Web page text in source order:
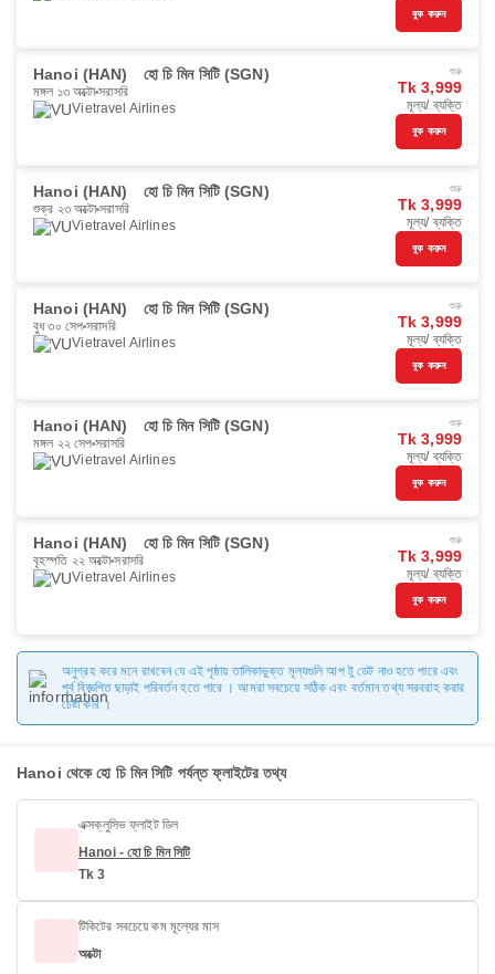
বুক করুন
Hanoi (HAN) হো চি মিন সিটি (SGN)
মঙ্গল ১৩ অক্টো সরাসরি
Vietravel Airlines
শুরু
Tk 3,999
মূল্য/ ব্যক্তি
বুক করুন
Hanoi (HAN) হো চি মিন সিটি (SGN)
শুক্র ২৩ অক্টো সরাসরি
Vietravel Airlines
শুরু
Tk 3,999
মূল্য/ ব্যক্তি
বুক করুন
Hanoi (HAN) হো চি মিন সিটি (SGN)
বুধ ৩০ সেপ সরাসরি
Vietravel Airlines
শুরু
Tk 3,999
মূল্য/ ব্যক্তি
বুক করুন
Hanoi (HAN) হো চি মিন সিটি (SGN)
মঙ্গল ২২ সেপ সরাসরি
Vietravel Airlines
শুরু
Tk 3,999
মূল্য/ ব্যক্তি
বুক করুন
Hanoi (HAN) হো চি মিন সিটি (SGN)
বৃহস্পতি ২২ অক্টো সরাসরি
Vietravel Airlines
শুরু
Tk 3,999
মূল্য/ ব্যক্তি
বুক করুন
অনুগ্রহ করে মনে রাখবেন যে এই পৃষ্ঠায় তালিকাভুক্ত মূল্যগুলি আপ টু ডেট নাও হতে পারে এবং
পূর্ব বিজ্ঞপ্তি ছাড়াই পরিবর্তন হতে পারে । আমরা সবচেয়ে সঠিক এবং বর্তমান তথ্য সরবরাহ করার
চেষ্টা করি ।
Hanoi থেকে হো চি মিন সিটি পর্যন্ত ফ্লাইটের তথ্য
এক্সক্লুসিভ ফ্লাইট ডিল
Hanoi - হো চি মিন সিটি
Tk 3
টিকিটের সবচেয়ে কম মূল্যের মাস
অক্টো